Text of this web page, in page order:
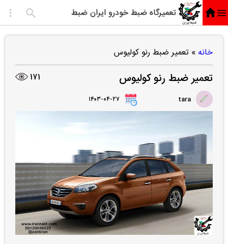
تعمیرگاه ضبط خودرو ایران ضبط
خانه » تعمیر ضبط رنو کولیوس
تعمیر ضبط رنو کولیوس 171
tara ۱۴۰۳-۰۴-۲۷